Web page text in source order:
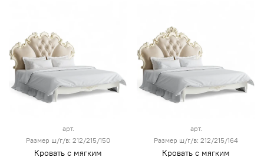
арт.
Размер ш/г/в: 212/215/150
Кровать с мягким
арт.
Размер ш/г/в: 212/215/164
Кровать с мягким